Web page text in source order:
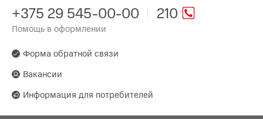
Стекло защитное
Гарантия:
Производитель:
Village, Luopu Street, Dashi Town, Panyu Dist.,
Guangzhou
ОДО «Алтерн-Техно», 220026, г. Минск, пр-т
210
+375 29 545-00-00
Помощь в оформлении
Форма обратной связи
Вакансии
Информация для потребителей